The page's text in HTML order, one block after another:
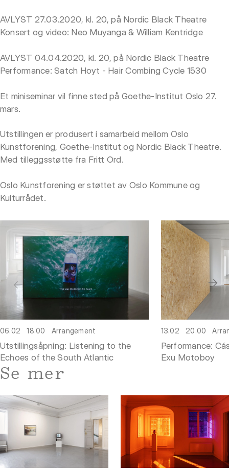
AVLYST 27.03.2020, kl. 20, på Nordic Black Theatre
Konsert og video: Neo Muyanga & William Kentridge
AVLYST 04.04.2020, kl. 20, på Nordic Black Theatre
Performance: Satch Hoyt - Hair Combing Cycle 1530
Et miniseminar vil finne sted på Goethe-Institut Oslo 27.
mars.
Utstillingen er produsert i samarbeid mellom Oslo
Kunstforening, Goethe-Institut og Nordic Black Theatre.
Med tilleggsstøtte fra Fritt Ord.
Oslo Kunstforening er støttet av Oslo Kommune og
Kulturrådet.
06.02 18.00 Arrangement
Utstillingsåpning: Listening to the
Echoes of the South Atlantic
13.02 20.00
Performance:
Exu Motoboy
Se mer